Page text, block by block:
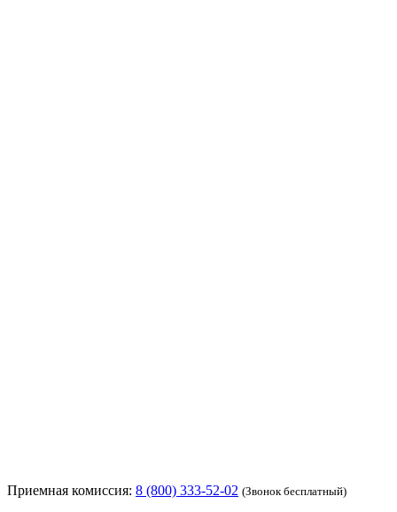
Приемная комиссия: 8 (800) 333-52-02 (Звонок бесплатный)